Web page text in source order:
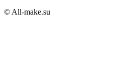
© All-make.su